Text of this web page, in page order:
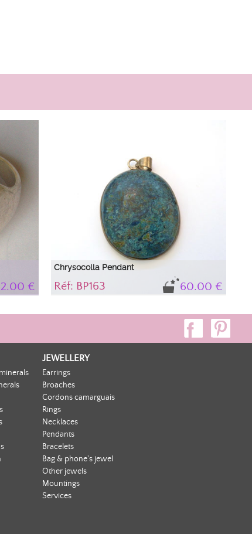
€
Chrysocolla Pendant
60.00 €
Réf: BP163
Pendant composed of an oval chrysocolla cabochon
JEWELLERY
Earrings
Broaches
Cordons camarguais
Rings
Necklaces
Pendants
Bracelets
Bag & phone's jewel
Other jewels
Mountings
Services